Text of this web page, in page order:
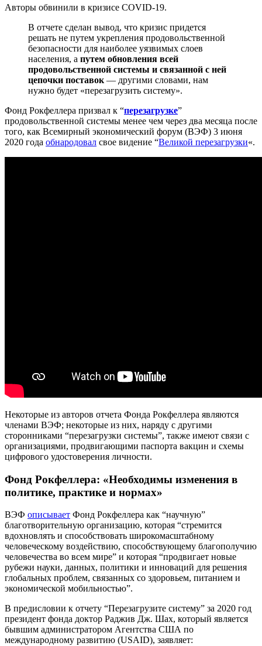
Авторы обвинили в кризисе COVID-19.
В отчете сделан вывод, что кризис придется
решать не путем укрепления продовольственной
безопасности для наиболее уязвимых слоев
населения, а путем обновления всей
продовольственной системы и связанной с ней
цепочки поставок — другими словами, нам
нужно будет «перезагрузить систему».
Фонд Рокфеллера призвал к “перезагрузке”
продовольственной системы менее чем через два месяца после
того, как Всемирный экономический форум (ВЭФ) 3 июня
2020 года обнародовал свое видение “Великой перезагрузки«.
Некоторые из авторов отчета Фонда Рокфеллера являются
членами ВЭФ; некоторые из них, наряду с другими
сторонниками “перезагрузки системы”, также имеют связи с
организациями, продвигающими паспорта вакцин и схемы
цифрового удостоверения личности.
Фонд Рокфеллера: «Необходимы изменения в
политике, практике и нормах»
ВЭФ описывает Фонд Рокфеллера как “научную”
благотворительную организацию, которая “стремится
вдохновлять и способствовать широкомасштабному
человеческому воздействию, способствующему благополучию
человечества во всем мире” и которая “продвигает новые
рубежи науки, данных, политики и инноваций для решения
глобальных проблем, связанных со здоровьем, питанием и
экономической мобильностью”.
В предисловии к отчету “Перезагрузите систему” за 2020 год
президент фонда доктор Раджив Дж. Шах, который является
бывшим администратором Агентства США по
международному развитию (USAID), заявляет: